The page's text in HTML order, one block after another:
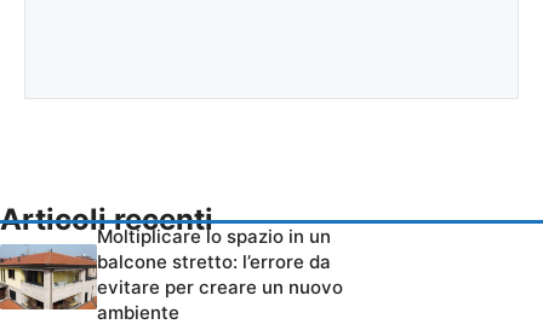
Articoli recenti
Moltiplicare lo spazio in un
balcone stretto: l’errore da
evitare per creare un nuovo
ambiente